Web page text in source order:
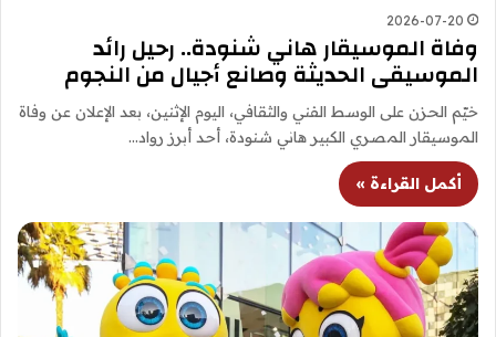
2026-07-20
وفاة الموسيقار هاني شنودة.. رحيل رائد
الموسيقى الحديثة وصانع أجيال من النجوم
خيّم الحزن على الوسط الفني والثقافي، اليوم الإثنين، بعد الإعلان عن وفاة
الموسيقار المصري الكبير هاني شنودة، أحد أبرز رواد…
أكمل القراءة »